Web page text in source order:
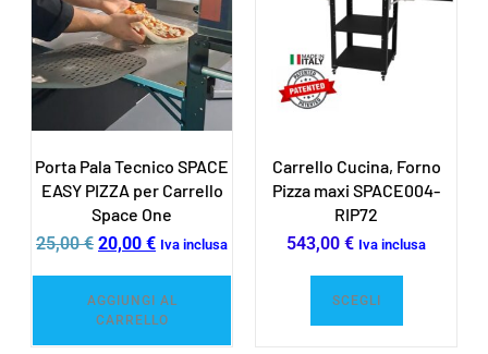
Porta Pala Tecnico SPACE
EASY PIZZA per Carrello
Space One
25,00€ 20,00 € Iva inclusa
AGGIUNGI AL
CARRELLO
Carrello Cucina, Forno
Pizza maxi SPACE004-
RIP72
543,00 € Iva inclusa
SCEGLI